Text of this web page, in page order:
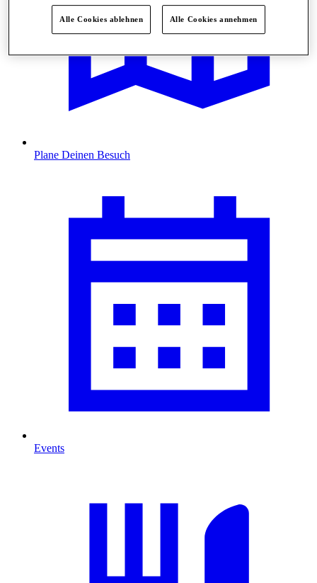
Plane Deinen Besuch
Events
Alle Cookies ablehnen Alle Cookies annehmen